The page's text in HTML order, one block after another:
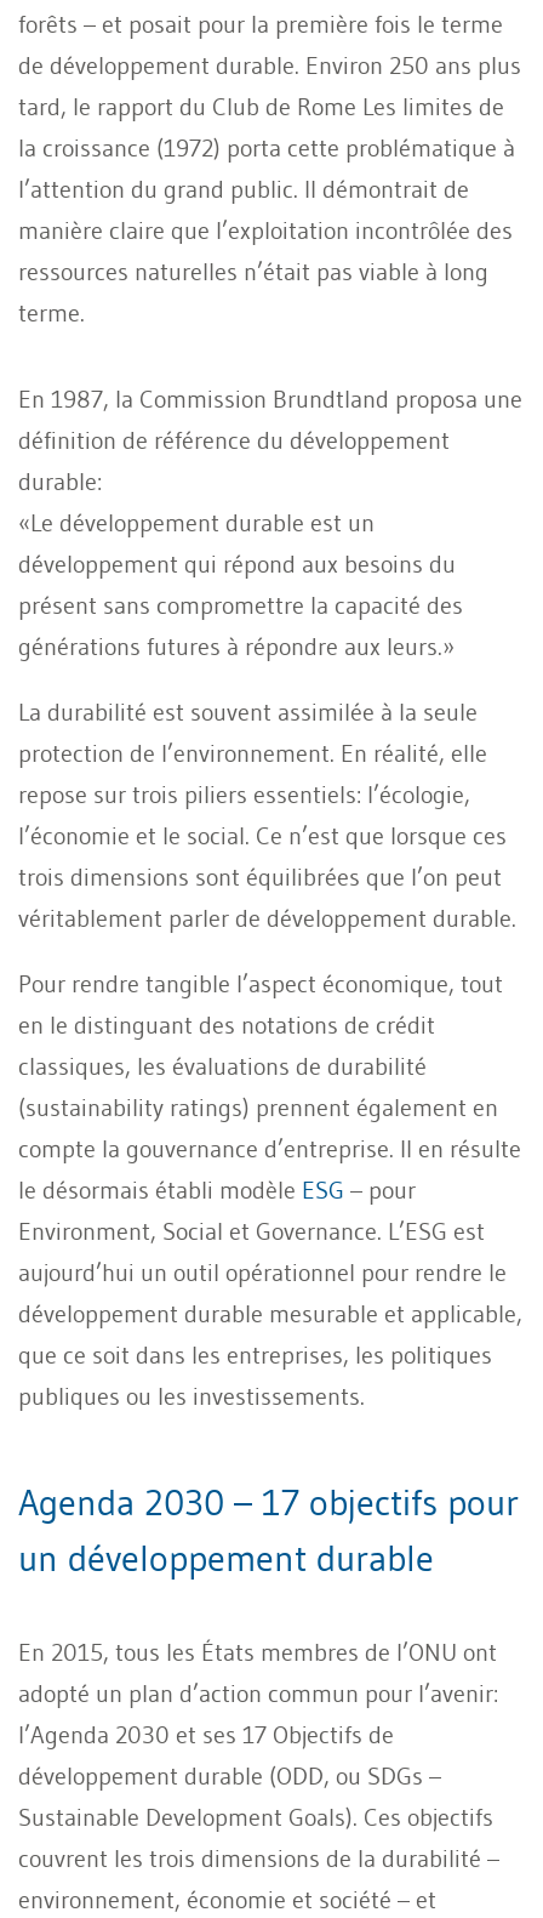
forêts – et posait pour la première fois le terme
de développement durable. Environ 250 ans plus
tard, le rapport du Club de Rome Les limites de
la croissance (1972) porta cette problématique à
l’attention du grand public. Il démontrait de
manière claire que l’exploitation incontrôlée des
ressources naturelles n’était pas viable à long
terme.
En 1987, la Commission Brundtland proposa une
définition de référence du développement
durable:
«Le développement durable est un
développement qui répond aux besoins du
présent sans compromettre la capacité des
générations futures à répondre aux leurs.»
La durabilité est souvent assimilée à la seule
protection de l’environnement. En réalité, elle
repose sur trois piliers essentiels: l’écologie,
l’économie et le social. Ce n’est que lorsque ces
trois dimensions sont équilibrées que l’on peut
véritablement parler de développement durable.
Pour rendre tangible l’aspect économique, tout
en le distinguant des notations de crédit
classiques, les évaluations de durabilité
(sustainability ratings) prennent également en
compte la gouvernance d’entreprise. Il en résulte
le désormais établi modèle ESG – pour
Environment, Social et Governance. L’ESG est
aujourd’hui un outil opérationnel pour rendre le
développement durable mesurable et applicable,
que ce soit dans les entreprises, les politiques
publiques ou les investissements.
Agenda 2030 – 17 objectifs pour
un développement durable
En 2015, tous les États membres de l’ONU ont
adopté un plan d’action commun pour l’avenir:
l’Agenda 2030 et ses 17 Objectifs de
développement durable (ODD, ou SDGs –
Sustainable Development Goals). Ces objectifs
couvrent les trois dimensions de la durabilité –
environnement, économie et société – et